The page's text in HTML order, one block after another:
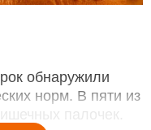
обнаружили
норм. В пяти из
палочек.